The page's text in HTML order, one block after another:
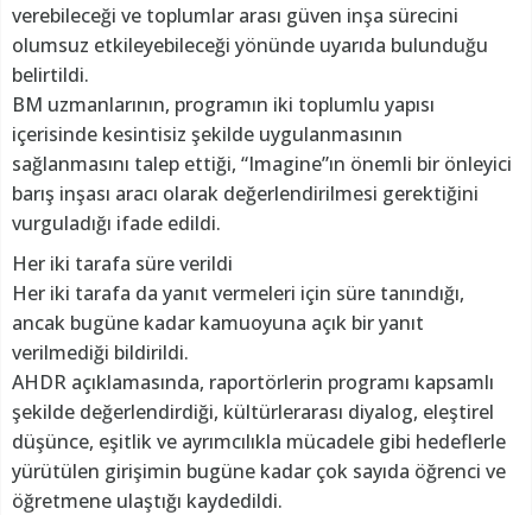
verebileceği ve toplumlar arası güven inşa sürecini
olumsuz etkileyebileceği yönünde uyarıda bulunduğu
belirtildi.
BM uzmanlarının, programın iki toplumlu yapısı
içerisinde kesintisiz şekilde uygulanmasının
sağlanmasını talep ettiği, “Imagine”ın önemli bir önleyici
barış inşası aracı olarak değerlendirilmesi gerektiğini
vurguladığı ifade edildi.
Her iki tarafa süre verildi
Her iki tarafa da yanıt vermeleri için süre tanındığı,
ancak bugüne kadar kamuoyuna açık bir yanıt
verilmediği bildirildi.
AHDR açıklamasında, raportörlerin programı kapsamlı
şekilde değerlendirdiği, kültürlerarası diyalog, eleştirel
düşünce, eşitlik ve ayrımcılıkla mücadele gibi hedeflerle
yürütülen girişimin bugüne kadar çok sayıda öğrenci ve
öğretmene ulaştığı kaydedildi.